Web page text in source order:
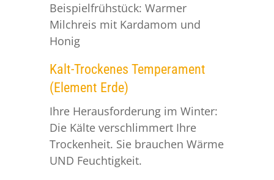
Beispielfrühstück: Warmer
Milchreis mit Kardamom und
Honig
Kalt-Trockenes Temperament
(Element Erde)
Ihre Herausforderung im Winter:
Die Kälte verschlimmert Ihre
Trockenheit. Sie brauchen Wärme
UND Feuchtigkeit.